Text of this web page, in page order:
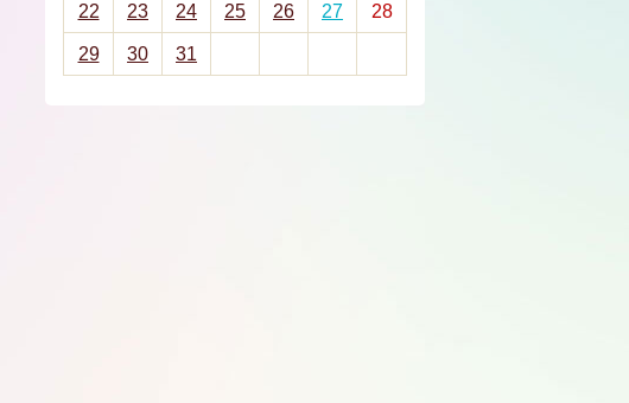
22 23 24 25 26 27 28
29 30 31